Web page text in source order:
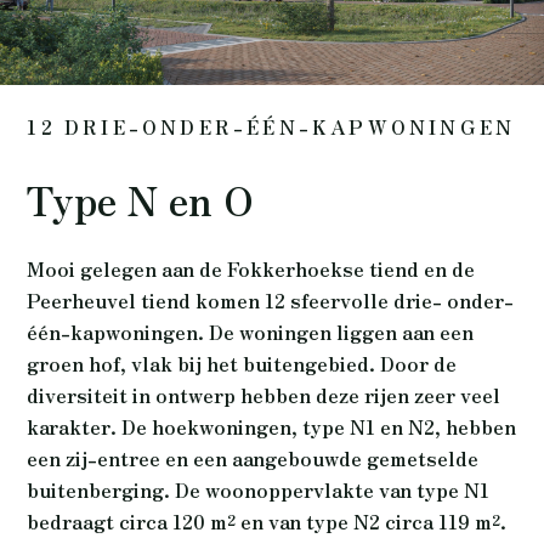
12 DRIE-ONDER-ÉÉN-KAPWONINGEN
Type N en O
Mooi gelegen aan de Fokkerhoekse tiend en de
Peerheuvel tiend komen 12 sfeervolle drie- onder-
één-kapwoningen. De woningen liggen aan een
groen hof, vlak bij het buitengebied. Door de
diversiteit in ontwerp hebben deze rijen zeer veel
karakter. De hoekwoningen, type N1 en N2, hebben
een zij-entree en een aangebouwde gemetselde
buitenberging. De woonoppervlakte van type N1
bedraagt circa 120 m² en van type N2 circa 119 m².